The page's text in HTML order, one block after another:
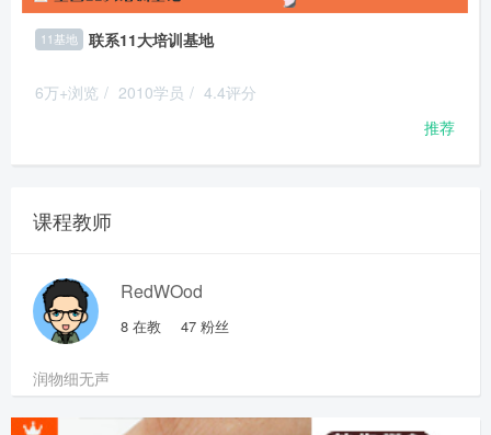
11基地 联系11大培训基地
6万+浏览 / 2010学员 / 4.4评分
推荐
课程教师
RedWOod
8 在教 47 粉丝
润物细无声